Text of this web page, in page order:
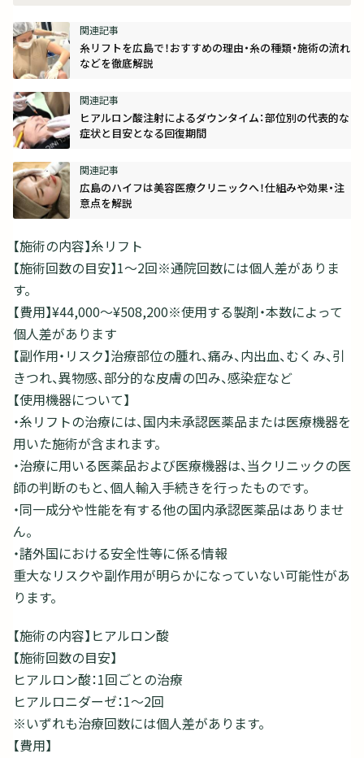
糸リフトを広島で！おすすめの理由・糸の種類・施術の流れ
などを徹底解説
ヒアルロン酸注射によるダウンタイム：部位別の代表的な
症状と目安となる回復期間
広島のハイフは美容医療クリニックへ！仕組みや効果・注
意点を解説
【施術の内容】糸リフト
【施術回数の目安】1～2回※通院回数には個人差がありま
す。
【費用】¥44,000〜¥508,200※使用する製剤・本数によって
個人差があります
【副作用・リスク】治療部位の腫れ、痛み、内出血、むくみ、引
きつれ、異物感、部分的な皮膚の凹み、感染症など
【使用機器について】
・糸リフトの治療には、国内未承認医薬品または医療機器を
用いた施術が含まれます。
・治療に用いる医薬品および医療機器は、当クリニックの医
師の判断のもと、個人輸入手続きを行ったものです。
・同一成分や性能を有する他の国内承認医薬品はありませ
ん。
・諸外国における安全性等に係る情報
重大なリスクや副作用が明らかになっていない可能性があ
ります。
【施術の内容】ヒアルロン酸
【施術回数の目安】
ヒアルロン酸：1回ごとの治療
ヒアルロニダーゼ：1～2回
※いずれも治療回数には個人差があります。
【費用】